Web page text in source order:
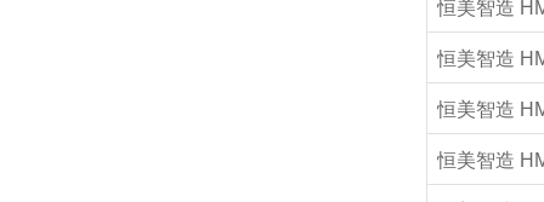
恒美智造
恒美智造
恒美智造
恒美智造